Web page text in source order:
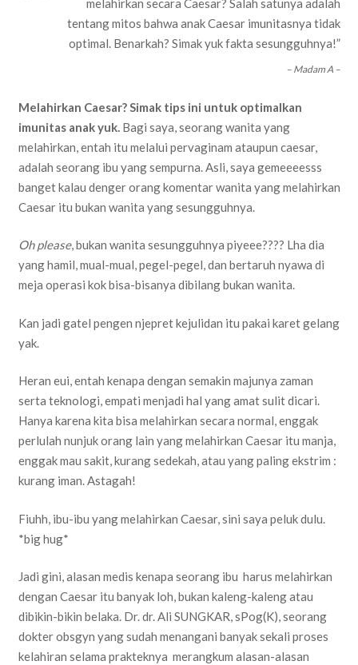
tentang mitos bahwa anak Caesar imunitasnya tidak
optimal. Benarkah? Simak yuk fakta sesungguhnya!”
– Madam A –
Melahirkan Caesar? Simak tips ini untuk optimalkan
imunitas anak yuk. Bagi saya, seorang wanita yang
melahirkan, entah itu melalui pervaginam ataupun caesar,
adalah seorang ibu yang sempurna. Asli, saya gemeeeesss
banget kalau denger orang komentar wanita yang melahirkan
Caesar itu bukan wanita yang sesungguhnya.
Oh please, bukan wanita sesungguhnya piyeee???? Lha dia
yang hamil, mual-mual, pegel-pegel, dan bertaruh nyawa di
meja operasi kok bisa-bisanya dibilang bukan wanita.
Kan jadi gatel pengen njepret kejulidan itu pakai karet gelang
yak.
Heran eui, entah kenapa dengan semakin majunya zaman
serta teknologi, empati menjadi hal yang amat sulit dicari.
Hanya karena kita bisa melahirkan secara normal, enggak
perlulah nunjuk orang lain yang melahirkan Caesar itu manja,
enggak mau sakit, kurang sedekah, atau yang paling ekstrim :
kurang iman. Astagah!
Fiuhh, ibu-ibu yang melahirkan Caesar, sini saya peluk dulu.
*big hug*
Jadi gini, alasan medis kenapa seorang ibu harus melahirkan
dengan Caesar itu banyak loh, bukan kaleng-kaleng atau
dibikin-bikin belaka. Dr. dr. Ali SUNGKAR, sPog(K), seorang
dokter obsgyn yang sudah menangani banyak sekali proses
kelahiran selama prakteknya merangkum alasan-alasan